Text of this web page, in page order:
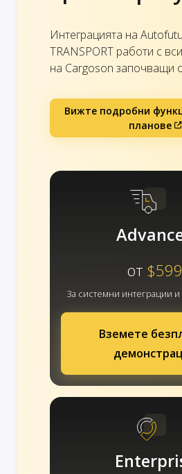
Интеграцията на
TRANSPORT работи с
на Cargoson започващи
Вижте подробни
планове
от $599
За системни интеграции и
Вземете